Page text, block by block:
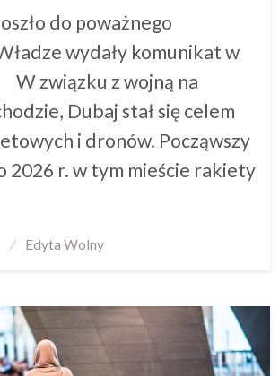
do poważnego
wydały komunikat w
związku z wojną na
Dubaj stał się celem
i dronów. Począwszy
2026 r. w tym mieście rakiety
Edyta Wolny